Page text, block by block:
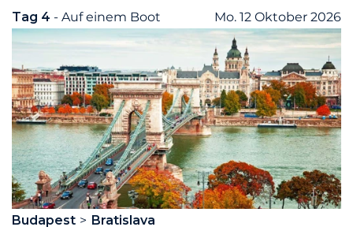
Tag 4 - Auf einem Boot Mo. 12 Oktober 2026
Budapest
Bratislava